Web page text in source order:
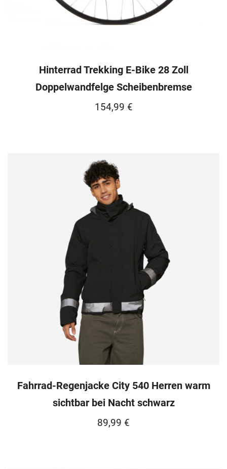
Hinterrad Trekking E-Bike 28 Zoll
Doppelwandfelge Scheibenbremse
154,99 €
Fahrrad-Regenjacke City 540 Herren warm
sichtbar bei Nacht schwarz
89,99 €